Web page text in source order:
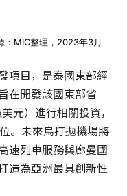
：MIC整理，2023年3月
項目，是泰國東部經
在開發該國東部省
元）進行相關投資，
。未來烏打拋機場將
速列車服務與廊曼國
造為亞洲最具創新性